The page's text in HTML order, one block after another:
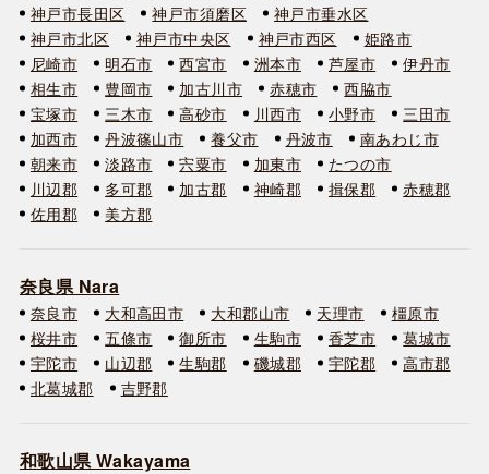
神戸市長田区
神戸市須磨区
神戸市垂水区
神戸市北区
神戸市中央区 神戸市西区
姫路市
尼崎市
明石市 西宮市 洲本市 芦屋市
伊丹市
相生市
豊岡市 加古川市 赤穂市
西脇市
宝塚市
三木市 高砂市 川西市 小野市
三田市
加西市
丹波篠山市 養父市 丹波市
南あわじ市
朝来市
淡路市 宍粟市 加東市
たつの市
川辺郡
多可郡 加古郡 神崎郡 揖保郡
赤穂郡
佐用郡
美方郡
奈良県 Nara
奈良市 大和高田市 大和郡山市 天理市
橿原市
桜井市
五條市 御所市 生駒市 香芝市
葛城市
宇陀市
山辺郡 生駒郡 磯城郡 宇陀郡
高市郡
北葛城郡
吉野郡
和歌山県 Wakayama